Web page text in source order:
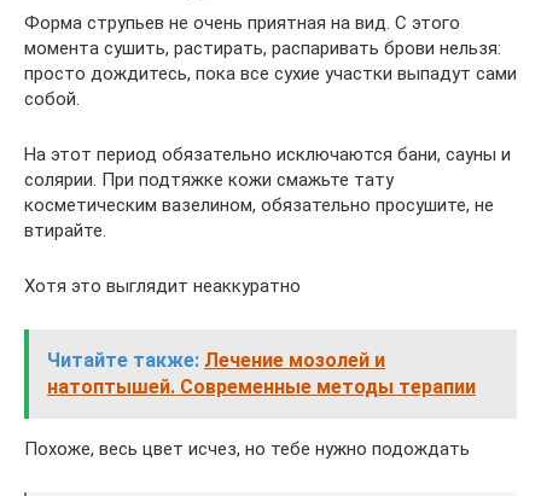
Форма струпьев не очень приятная на вид. С этого
момента сушить, растирать, распаривать брови нельзя:
просто дождитесь, пока все сухие участки выпадут сами
собой.
На этот период обязательно исключаются бани, сауны и
солярии. При подтяжке кожи смажьте тату
косметическим вазелином, обязательно просушите, не
втирайте.
Хотя это выглядит неаккуратно
Читайте также: Лечение мозолей и
натоптышей. Современные методы терапии
Похоже, весь цвет исчез, но тебе нужно подождать